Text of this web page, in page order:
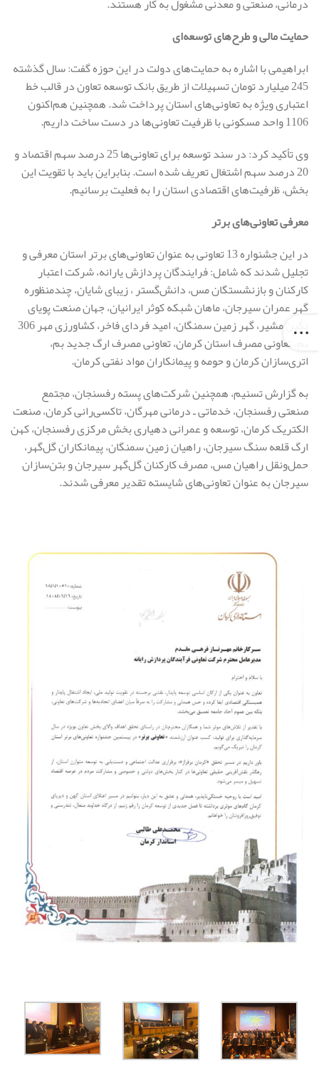
حمایت مالی و طرح‌های توسعه‌ای
ابراهیمی با اشاره به حمایت‌های دولت در این حوزه گفت: سال گذشته
245 میلیارد تومان تسهیلات از طریق بانک توسعه تعاون در قالب خط
اعتباری ویژه به تعاونی‌های استان پرداخت شد. همچنین هم‌اکنون
1106 واحد مسکونی با ظرفیت تعاونی‌ها در دست ساخت داریم.
وی تأکید کرد: در سند توسعه برای تعاونی‌ها 25 درصد سهم اقتصاد و
20 درصد سهم اشتغال تعریف شده است. بنابراین باید با تقویت این
بخش، ظرفیت‌های اقتصادی استان را به فعلیت برسانیم.
معرفی تعاونی‌های برتر
در این جشنواره 13 تعاونی به عنوان تعاونی‌های برتر استان معرفی و
تجلیل شدند که شامل: فرایندگان پردازش یارانه، شرکت اعتبار
کارکنان و بازنشستگان مس، دانش‌گستر ، زیبای شایان، چندمنظوره
گهر عمران سیرجان، ماهان شبکه کوثر ایرانیان، جهان صنعت پویای
نگین مشیر، گهر زمین سمنگان، امید فردای فاخر، کشاورزی مهر 306
بم، تعاونی مصرف استان کرمان، تعاونی مصرف ارگ جدید بم،
اتری‌سازان کرمان و حومه و پیمانکاران مواد نفتی کرمان.
به گزارش تسنیم، همچنین شرکت‌های پسته رفسنجان، مجتمع
صنعتی رفسنجان، خدماتی ـ درمانی مهرگان، تاکسی‌رانی کرمان، صنعت
الکتریک کرمان، توسعه و عمرانی دهیاری بخش مرکزی رفسنجان، کهن
ارگ قلعه سنگ سیرجان، راهیان زمین سمنگان، پیمانکاران گل‌گهر،
حمل‌ونقل راهیان مس، مصرف کارکنان گل‌گهر سیرجان و بتن‌سازان
سیرجان به عنوان تعاونی‌های شایسته تقدیر معرفی شدند.